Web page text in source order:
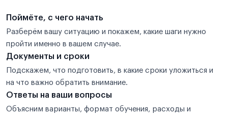
Поймёте, с чего начать
Разберём вашу ситуацию и покажем, какие шаги нужно
пройти именно в вашем случае.
Документы и сроки
Подскажем, что подготовить, в какие сроки уложиться и
на что важно обратить внимание.
Ответы на ваши вопросы
Объясним варианты, формат обучения, расходы и